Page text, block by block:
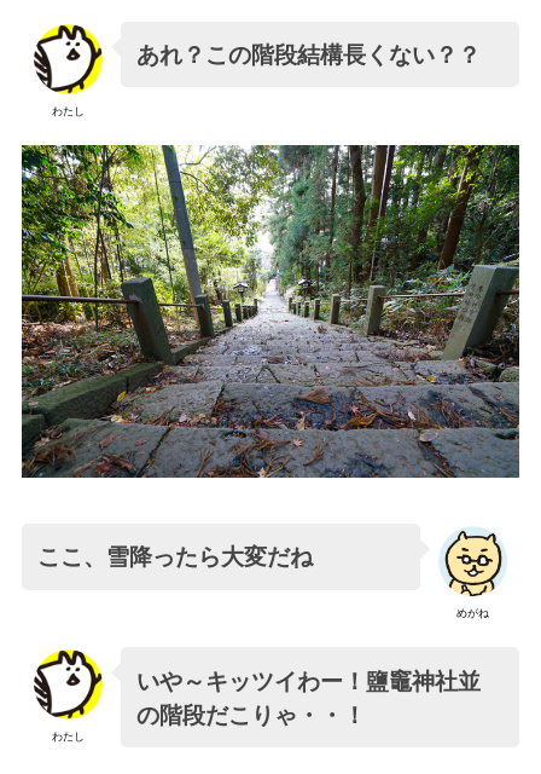
わたし
あれ？この階段結構長くない？？
めがね
ここ、雪降ったら大変だね
わたし
いや～キッツイわー！鹽竈神社並
の階段だこりゃ・・！